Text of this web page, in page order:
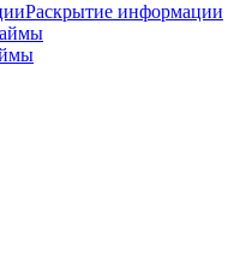
Раскрытие информации